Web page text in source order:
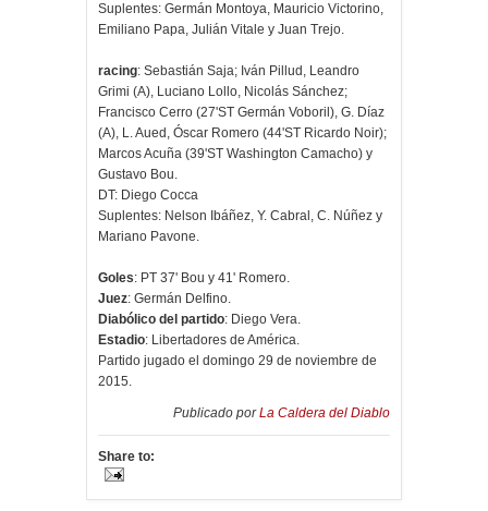
Suplentes: Germán Montoya, Mauricio Victorino,
Emiliano Papa, Julián Vitale y Juan Trejo.
racing: Sebastián Saja; Iván Pillud, Leandro
Grimi (A), Luciano Lollo, Nicolás Sánchez;
Francisco Cerro (27'ST Germán Voboril), G. Díaz
(A), L. Aued, Óscar Romero (44'ST Ricardo Noir);
Marcos Acuña (39'ST Washington Camacho) y
Gustavo Bou.
DT: Diego Cocca
Suplentes: Nelson Ibáñez, Y. Cabral, C. Núñez y
Mariano Pavone.
Goles: PT 37' Bou y 41' Romero.
Juez: Germán Delfino.
Diabólico del partido: Diego Vera.
Estadio: Libertadores de América.
Partido jugado el domingo 29 de noviembre de
2015.
Publicado porLa Caldera del Diablo
Share to: